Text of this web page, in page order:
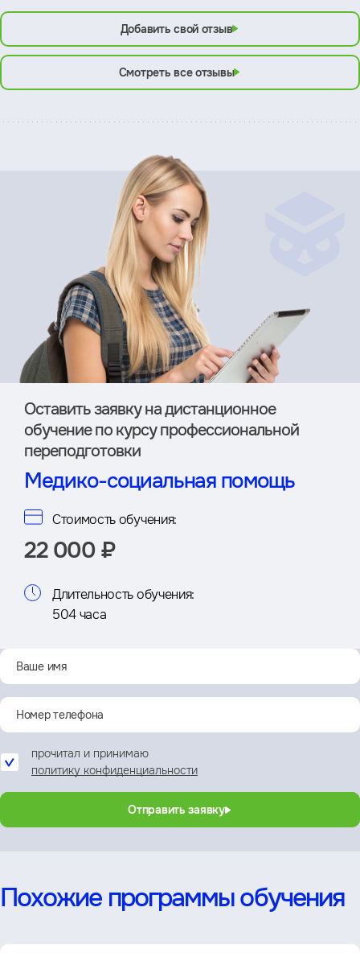
Добавить свой отзыв
Смотреть все отзывы
Оставить заявку на дистан­ционное
обучение по курсу профессиональной
переподготовки
Медико-социальная помощь
Стоимость обучения:
22 000 ₽
Длительность обучения:
504 часа
прочитал и принимаю
политику конфиденциальности
Отправить заявку
Похожие программы обучения